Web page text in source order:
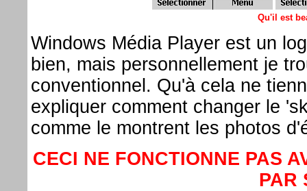
Qu'il est
Windows Média Player est un
bien, mais personnellement je
conventionnel. Qu'à cela ne
expliquer comment changer le
comme le montrent les photos
CECI NE FONCTIONNE PAS
PAR